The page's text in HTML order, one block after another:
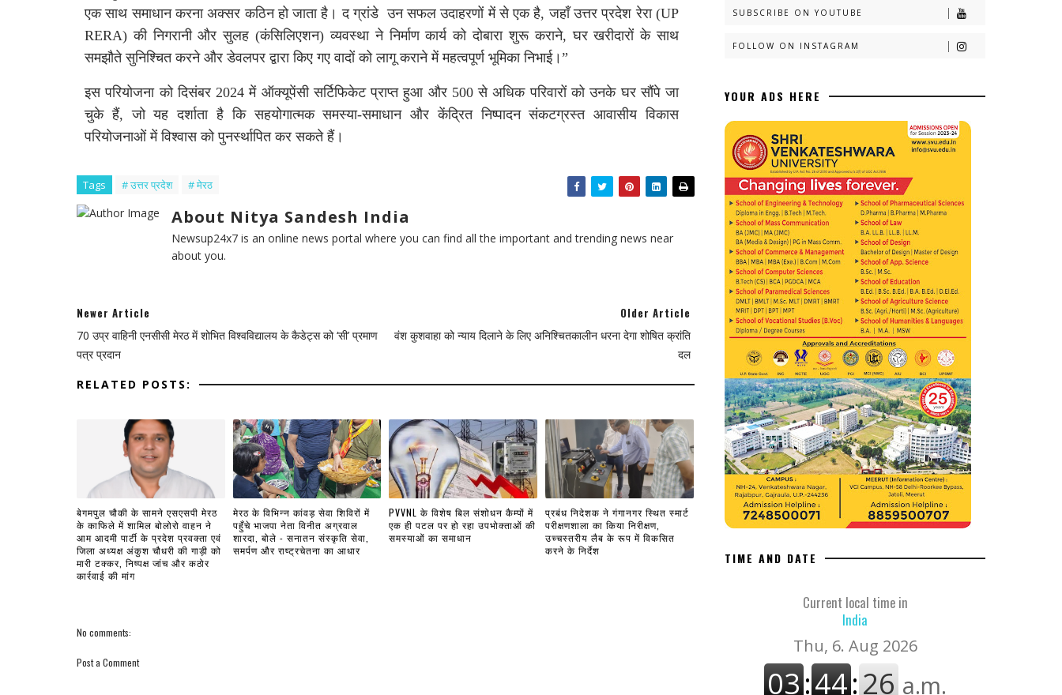
एक साथ समाधान करना अक्सर कठिन हो जाता है। द ग्रांडे उन सफल उदाहरणों में से एक है,जहाँ उत्तर प्रदेश रेरा(UP
RERA)की निगरानी और सुलह (कंसिलिएशन)व्यवस्था ने निर्माण कार्य को दोबारा शुरू कराने,घर खरीदारों के साथ
समझौते सुनिश्चित करने और डेवलपर द्वारा किए गए वादों को लागू कराने में महत्वपूर्ण भूमिका निभाई। ”
इस परियोजना को दिसंबर2024में ऑक्यूपेंसी सर्टिफिकेट प्राप्त हुआ और500से अधिक परिवारों को उनके घर सौंपे जा
चुके हैं,जो यह दर्शाता है कि सहयोगात्मक समस्या-समाधान और केंद्रित निष्पादन संकटग्रस्त आवासीय विकास
परियोजनाओं में विश्वास को पुनर्स्थापित कर सकते हैं।
Tags # उत्तर प्रदेश # मेरठ
About Nitya Sandesh India
Newsup24x7 is an online news portal where you can find all the important and trending news near
about you.
Newer Article
70 उप्र वाहिनी एनसीसी मेरठ में शोभित विश्वविद्यालय के कैडेट्स को ‘सी’ प्रमाण
पत्र प्रदान
Older Article
वंश कुशवाहा को न्याय दिलाने के लिए अनिश्चितकालीन धरना देगा शोषित क्रांति
दल
RELATED POSTS:
बेगमपुल चौकी के सामने एसएसपी मेरठ
के काफिले में शामिल बोलोरो वाहन ने
आम आदमी पार्टी के प्रदेश प्रवक्ता एवं
जिला अध्यक्ष अंकुश चौधरी की गाड़ी को
मारी टक्कर, निष्पक्ष जांच और कठोर
कार्रवाई की मांग
मेरठ के विभिन्न कांवड़ सेवा शिविरों में
पहुँचे भाजपा नेता विनीत अग्रवाल
शारदा, बोले - सनातन संस्कृति सेवा,
समर्पण और राष्ट्रचेतना का आधार
PVVNL के विशेष बिल संशोधन कैम्पों में
एक ही पटल पर हो रहा उपभोक्ताओं की
समस्याओं का समाधान
प्रबंध निदेशक ने गंगानगर स्थित स्मार्ट
परीक्षणशाला का किया निरीक्षण,
उच्चस्तरीय लैब के रूप में विकसित
करने के निर्देश
No comments:
Post a Comment
SUBSCRIBE ON YOUTUBE
FOLLOW ON INSTAGRAM
YOUR ADS HERE
TIME AND DATE
Current local time in
India